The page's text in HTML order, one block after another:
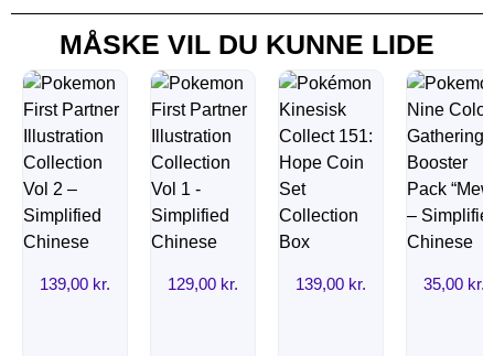
MÅSKE VIL DU KUNNE LIDE
139,00 kr. 129,00 kr. 139,00 kr. 35,00 kr.